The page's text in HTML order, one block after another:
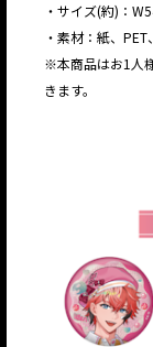
・サイズ(約)：
・素材：紙、PET
※本商品はお1人
きます。